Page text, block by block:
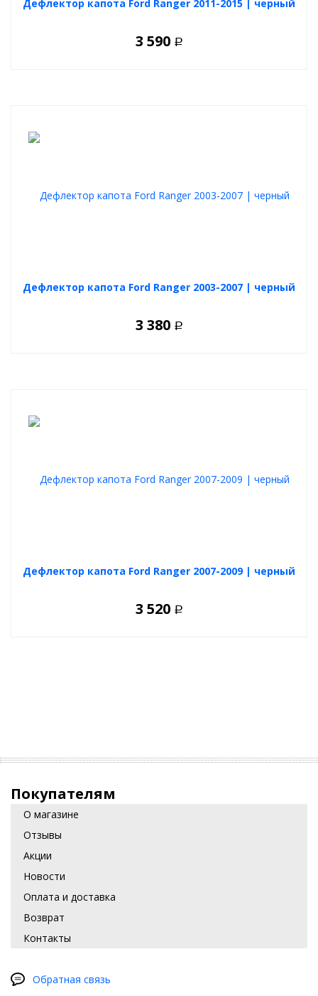
Дефлектор капота Ford Ranger 2011-2015 | черный
3 590 Р
Дефлектор капота Ford Ranger 2003-2007 | черный
3 380 Р
Дефлектор капота Ford Ranger 2007-2009 | черный
3 520 Р
Покупателям
О магазине
Отзывы
Акции
Новости
Оплата и доставка
Возврат
Контакты
Обратная связь